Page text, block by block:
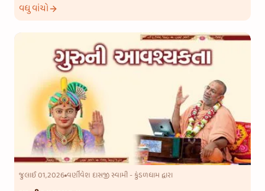
વધુ વાંચો
જુલાઈ 01,2026વર્ણીવેશ દાસજી સ્વામી - કુંડળધામ દ્વારા